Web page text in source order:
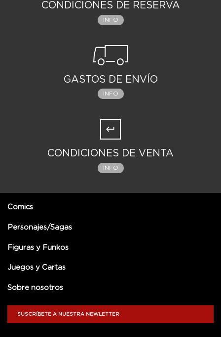
CONDICIONES DE RESERVA
INFO
GASTOS DE ENVÍO
INFO
CONDICIONES DE VENTA
INFO
Comics
Personajes/Sagas
Figuras y Funkos
Juegos y Cartas
Sobre nosotros
SUSCRÍBETE A NUESTRA NEWLETTER